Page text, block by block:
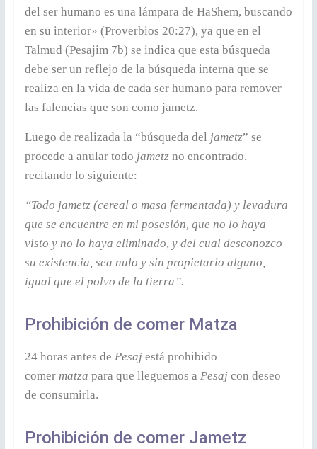
del ser humano es una lámpara de HaShem, buscando
en su interior» (Proverbios 20:27), ya que en el
Talmud (Pesajim 7b) se indica que esta búsqueda
debe ser un reflejo de la búsqueda interna que se
realiza en la vida de cada ser humano para remover
las falencias que son como jametz.
Luego de realizada la “búsqueda del jametz” se
procede a anular todo jametzno encontrado,
recitando lo siguiente:
“Todo jametz (cereal o masa fermentada) y levadura
que se encuentre en mi posesión, que no lo haya
visto y no lo haya eliminado, y del cual desconozco
su existencia, sea nulo y sin propietario alguno,
igual que el polvo de la tierra”.
Prohibición de comer Matza
24 horas antes de Pesaj está prohibido
comer matza para que lleguemos a Pesaj con deseo
de consumirla.
Prohibición de comer Jametz